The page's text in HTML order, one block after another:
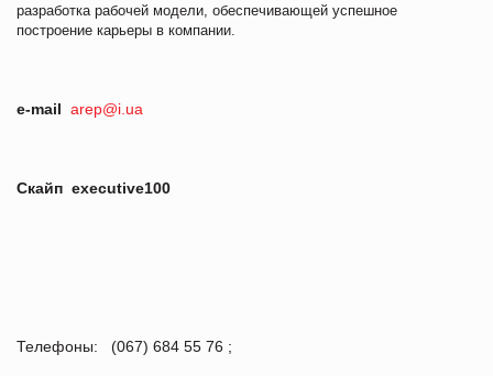
разработка рабочей модели, обеспечивающей успешное
построение карьеры в компании.
e-mail arep@i.ua
Скайп executive100
Телефоны: (067) 684 55 76 ;